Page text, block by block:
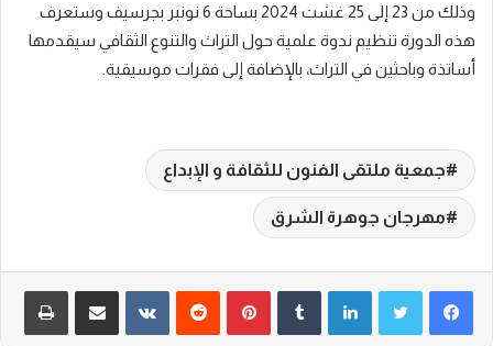
وذلك من 23 إلى 25 غشت 2024 بساحة 6 نونبر بجرسيف وستعرف
هذه الدورة تنظيم ندوة علمية حول التراث والتنوع الثقافي سيقدمها
أساتذة وباحثين في التراث، بالإضافة إلى فقرات موسيقية.
جمعية ملتقى الفنون للثقافة و الإبداع
مهرجان جوهرة الشرق
لينكدإن بينتيريست ‏VKontakte